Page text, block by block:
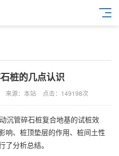
桩的几点认识
来源：本站 点击：149198次
沉管碎石桩复合地基的试桩效
响、桩顶垫层的作用、桩间土性
分析总结。